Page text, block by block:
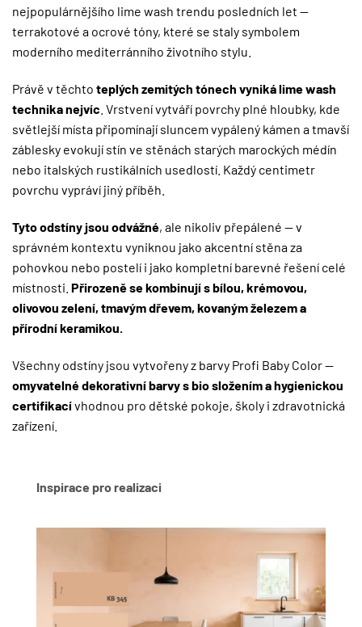
nejpopulárnějšího lime wash trendu posledních let —
terrakotové a ocrové tóny, které se staly symbolem
moderního mediterránního životního stylu.
Právě v těchto teplých zemitých tónech vyniká lime wash
technika nejvíc . Vrstvení vytváří povrchy plné hloubky, kde
světlejší místa připomínají sluncem vypálený kámen a tmavší
záblesky evokují stín ve stěnách starých marockých médín
nebo italských rustikálních usedlostí. Každý centimetr
povrchu vypráví jiný příběh.
Tyto odstíny jsou odvážné, ale nikoliv přepálené — v
správném kontextu vyniknou jako akcentní stěna za
pohovkou nebo postelí i jako kompletní barevné řešení celé
místnosti. Přirozeně se kombinují s bílou, krémovou,
olivovou zelení, tmavým dřevem, kovaným železem a
přírodní keramikou.
Všechny odstíny jsou vytvořeny z barvy Profi Baby Color —
omyvatelné dekorativní barvy s bio složením a hygienickou
certifikacívhodnou pro dětské pokoje, školy i zdravotnická
zařízení.
Inspirace pro realizaci